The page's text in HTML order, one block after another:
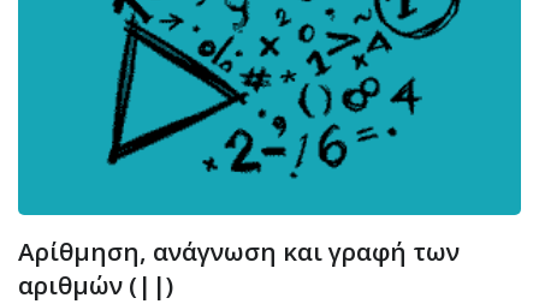
Αρίθμηση, ανάγνωση και γραφή των
αριθμών (||)